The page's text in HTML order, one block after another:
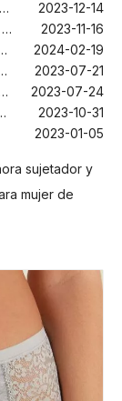
2023-12-14
2023-11-16
2024-02-19
2023-07-21
2023-07-24
2023-10-31
2023-01-05
2024-02-22
2024-02-02
2023-11-16
2024-02-19
2023-07-21
2023-07-24
sujetador y
mujer de